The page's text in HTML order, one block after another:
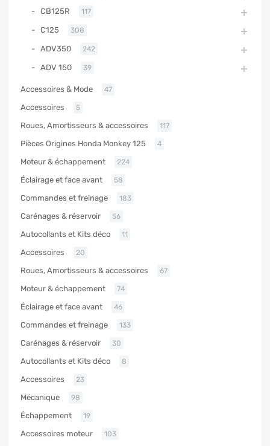
CB125R 117
C125 308
ADV350 242
ADV 150 39
Accessoires & Mode 47
Accessoires 5
Roues, Amortisseurs & accessoires 117
Pièces Origines Honda Monkey 125 4
Moteur & échappement 224
Éclairage et face avant 58
Commandes et freinage 183
Carénages & réservoir 56
Autocollants et Kits déco 11
Accessoires 20
Roues, Amortisseurs & accessoires 67
Moteur & échappement 74
Éclairage et face avant 46
Commandes et freinage 133
Carénages & réservoir 30
Autocollants et Kits déco 8
Accessoires 23
Mécanique 98
Échappement 19
Accessoires moteur 103